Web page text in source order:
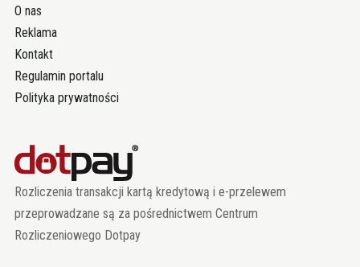
O nas
Reklama
Kontakt
Regulamin portalu
Polityka prywatności
Rozliczenia transakcji kartą kredytową i e-przelewem
przeprowadzane są za pośrednictwem Centrum
Rozliczeniowego Dotpay